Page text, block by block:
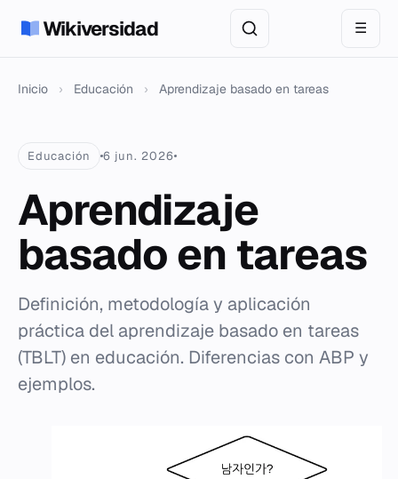
Wikiversidad ☰
Inicio › Educación › Aprendizaje basado en tareas
Educación 6 jun. 2026
Aprendizaje
basado en tareas
Definición, metodología y aplicación
práctica del aprendizaje basado en tareas
(TBLT) en educación. Diferencias con ABP y
ejemplos.